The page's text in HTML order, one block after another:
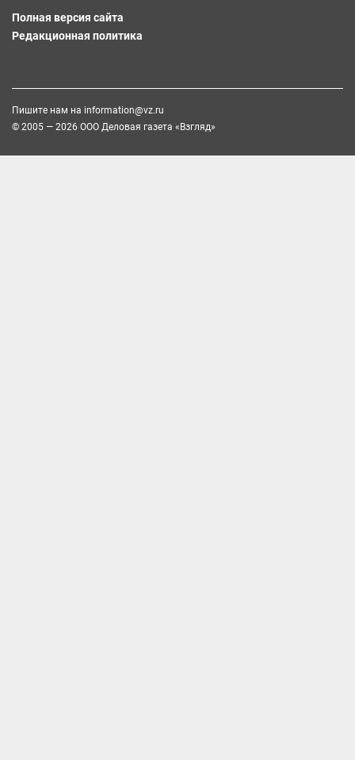
Полная версия сайта
Редакционная политика
Пишите нам на information@vz.ru
© 2005 — 2026 ООО Деловая газета «Взгляд»